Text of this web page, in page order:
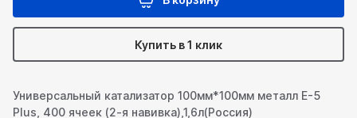
Купить в 1 клик
Универсальный катализатор 100мм*100мм металл Е-5
Plus, 400 ячеек (2-я навивка),1,6л(Россия)